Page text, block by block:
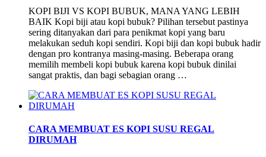
KOPI BIJI VS KOPI BUBUK, MANA YANG LEBIH
BAIK Kopi biji atau kopi bubuk? Pilihan tersebut pastinya
sering ditanyakan dari para penikmat kopi yang baru
melakukan seduh kopi sendiri. Kopi biji dan kopi bubuk hadir
dengan pro kontranya masing-masing. Beberapa orang
memilih membeli kopi bubuk karena kopi bubuk dinilai
sangat praktis, dan bagi sebagian orang …
CARA MEMBUAT ES KOPI SUSU REGAL
DIRUMAH